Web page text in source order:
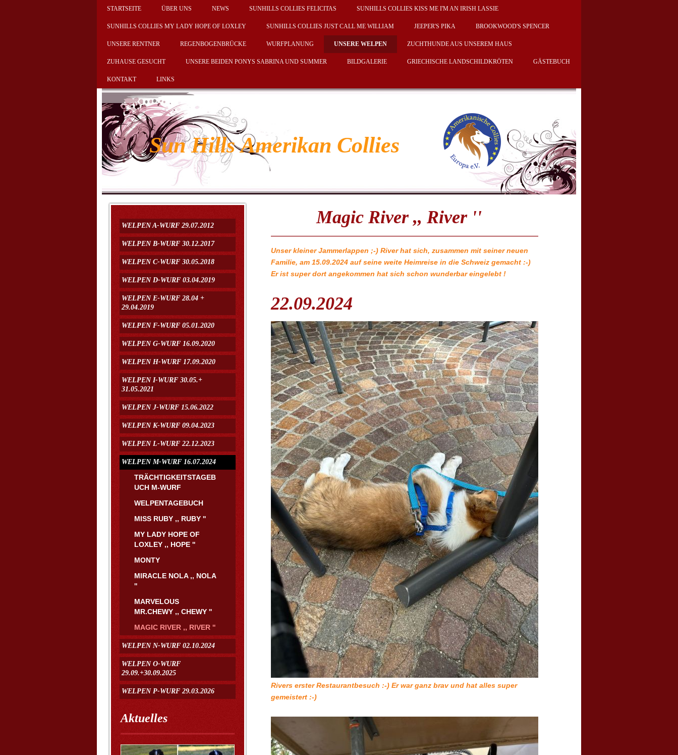
STARTSEITE ÜBER UNS NEWS SUNHILLS COLLIES FELICITAS SUNHILLS COLLIES KISS ME I'M AN IRISH LASSIE
SUNHILLS COLLIES MY LADY HOPE OF LOXLEY SUNHILLS COLLIES JUST CALL ME WILLIAM JEEPER'S PIKA BROOKWOOD'S SPENCER
UNSERE RENTNER REGENBOGENBRÜCKE WURFPLANUNG UNSERE WELPEN ZUCHTHUNDE AUS UNSEREM HAUS
ZUHAUSE GESUCHT UNSERE BEIDEN PONYS SABRINA UND SUMMER BILDGALERIE GRIECHISCHE LANDSCHILDKRÖTEN GÄSTEBUCH
KONTAKT LINKS
Sun Hills Amerikan Collies
WELPEN A-WURF 29.07.2012
WELPEN B-WURF 30.12.2017
WELPEN C-WURF 30.05.2018
WELPEN D-WURF 03.04.2019
WELPEN E-WURF 28.04 +
29.04.2019
WELPEN F-WURF 05.01.2020
WELPEN G-WURF 16.09.2020
WELPEN H-WURF 17.09.2020
WELPEN I-WURF 30.05.+
31.05.2021
WELPEN J-WURF 15.06.2022
WELPEN K-WURF 09.04.2023
WELPEN L-WURF 22.12.2023
WELPEN M-WURF 16.07.2024
TRÄCHTIGKEITSTAGEB
UCH M-WURF
WELPENTAGEBUCH
MISS RUBY ,, RUBY ''
MY LADY HOPE OF
LOXLEY ,, HOPE ''
MONTY
MIRACLE NOLA ,, NOLA
''
MARVELOUS
MR.CHEWY ,, CHEWY ''
MAGIC RIVER ,, RIVER ''
WELPEN N-WURF 02.10.2024
WELPEN O-WURF
29.09.+30.09.2025
WELPEN P-WURF 29.03.2026
Aktuelles
Magic River ,, River ''
Unser kleiner Jammerlappen ;-) River hat sich, zusammen mit seiner neuen
Familie, am 15.09.2024 auf seine weite Heimreise in die Schweiz gemacht :-)
Er ist super dort angekommen hat sich schon wunderbar eingelebt !
22.09.2024
Rivers erster Restaurantbesuch :-) Er war ganz brav und hat alles super
gemeistert :-)